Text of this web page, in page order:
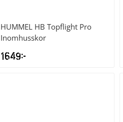
HUMMEL HB Topflight Pro
Inomhusskor
1649kr